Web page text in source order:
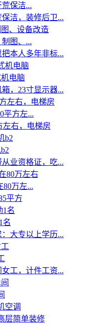
保洁...
洁，装修后卫...
图、...
本人多年非标...
电脑
，23寸显示器...
平方左...
左右，电梯房
业资格证，吃...
80万左...
平方
名
大专以上学历...
工，计件工资...
空调